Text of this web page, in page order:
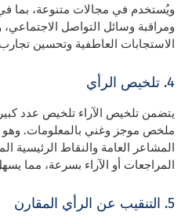
ويُستخدم في مجالات متنوعة، بما
ومراقبة وسائل التواصل الاجتماعي،
الاستجابات العاطفية وتحسين
4. تلخيص الرأي
يتضمن تلخيص الآراء تلخيص عدد
ملخص موجز وغني بالمعلومات.
المشاعر العامة والنقاط الرئيسية
المراجعات أو الآراء بسرعة، مما
5. التنقيب عن الرأي المقارن